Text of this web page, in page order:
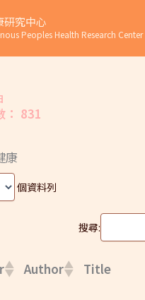
研究中心
Peoples Health Research Center
831
康
個資料列
搜尋:
Author Title